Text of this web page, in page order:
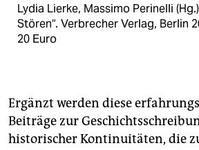
Lydia Lierke, Massimo Perinelli
Stören“. Verbrecher Verlag, Berlin
20 Euro
Ergänzt werden diese
Beiträge zur
historischer Kontinuitäten, die